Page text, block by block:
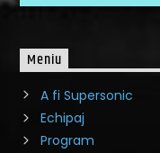
Meniu
A fi Supersonic
Echipaj
Program